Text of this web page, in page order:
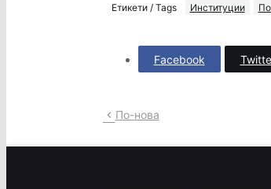
Етикети / Tags Институции
Facebook
По-нова